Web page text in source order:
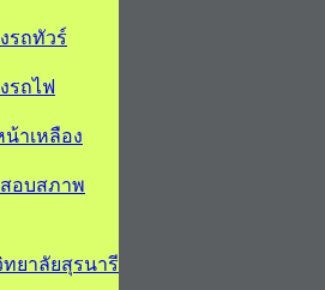
รถทัวร์
รถไฟ
าเหลือง
อบสภาพ
ยาลัยสุรนารี